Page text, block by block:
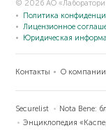
© 2026 АО
Политика
Лицензионное
Юридическая
Контакты О компании
Securelist
Nota Bene:
Энциклопедия